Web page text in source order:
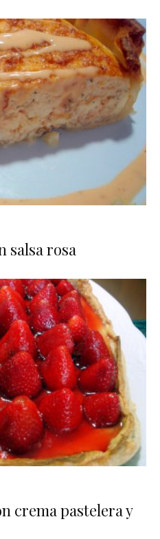
salsa rosa
crema pastelera y